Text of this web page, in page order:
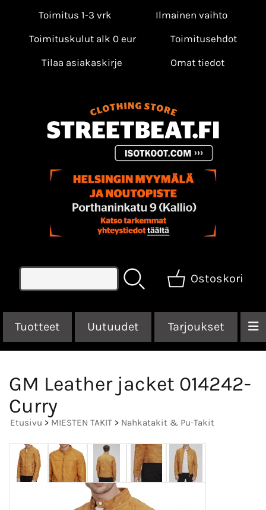
Toimitus 1-3 vrk
Ilmainen vaihto
Toimituskulut alk 0 eur
Toimitusehdot
Tilaa asiakaskirje
Omat tiedot
Ostoskori
Tuotteet Uutuudet Tarjoukset
GM Leather jacket 014242-
Curry
Etusivu > MIESTEN TAKIT > Nahkatakit & Pu-Takit